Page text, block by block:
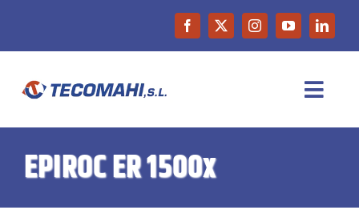
contenido
EPIROC ER 1500x